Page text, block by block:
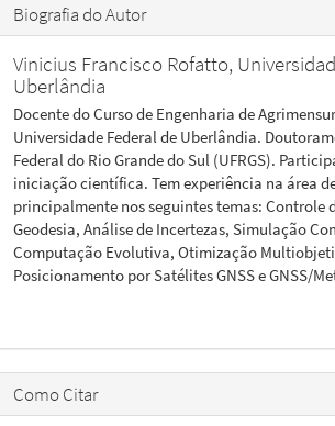
Biografia do Autor
Vinicius Francisco Rofatto,
Uberlândia
Docente do Curso de Engenharia de
Universidade Federal de Uberlândia.
Federal do Rio Grande do Sul (UFRGS).
iniciação científica. Tem experiência na área
principalmente nos seguintes temas: Controle
Geodesia, Análise de Incertezas, Simulação
Computação Evolutiva, Otimização
Posicionamento por Satélites GNSS e GNSS/
Como Citar